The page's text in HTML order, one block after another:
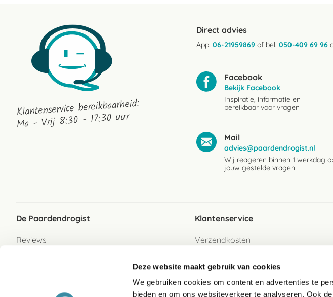
Deze website maakt gebruik van cookies
We gebruiken cookies om content en advertenties te
bieden en om ons websiteverkeer te analyseren. Ook
Klantenservice bereikbaarheid:
Ma - Vrij 8:30 - 17:30 uur
Direct advies
App: 06-21959869 of bel: 050-409 69 96
Facebook
Bekijk Facebook
Inspiratie, informatie en
bereikbaar voor vragen
Mail
advies@paardendrogist.nl
Wij reageren binnen 1 werkdag
jouw gestelde vragen
De Paardendrogist
Reviews
Klantenservice
Verzendkosten
Betaalwijzen
Retour